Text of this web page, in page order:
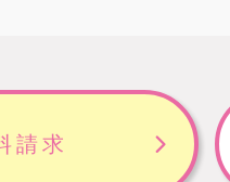
請求